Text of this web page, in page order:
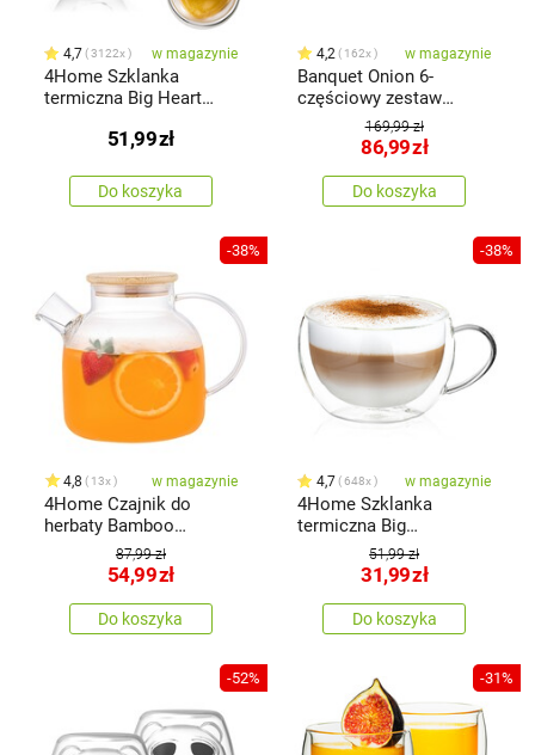
4,7 3122x w magazynie
4Home Szklanka
termiczna Big Heart
51,99zł
Do koszyka
4,2 162x w magazynie
Banquet Onion 6-
częściowy zestaw
169,99 zł
86,99zł
Do koszyka
-38%
4,8 13x w magazynie
4Home Czajnik do
herbaty Bamboo
Hot&Cool, 1,2 l
87,99 zł
54,99zł
Do koszyka
-38%
4,7 648x w magazynie
4Home Szklanka
termiczna Big
cappuccino Hot&Cool
500 ml, 1 szt.
51,99 zł
31,99zł
Do koszyka
-52% -31%